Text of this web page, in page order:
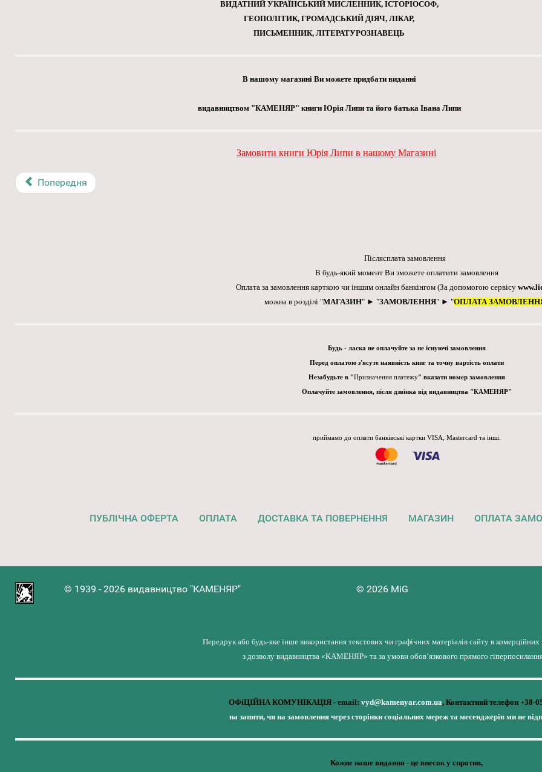
ВИДАТНИЙ УКРАЇНСЬКИЙ МИСЛЕННИК, ІСТОРІОСОФ,
ГЕОПОЛІТИК, ГРОМАДСЬКИЙ ДІЯЧ, ЛІКАР,
ПИСЬМЕННИК, ЛІТЕРАТУРОЗНАВЕЦЬ
В нашому магазині Ви можете придбати виданні
видавництвом "КАМЕНЯР" книги Юрія Липи та його батька Івана Липи
Замовити книги Юрія Липи в нашому Магазині
Попередня
Післясплата замовлення
В будь-який момент Ви зможете оплатити замовлення
Оплата за замовлення карткою чи іншим онлайн банкінгом (За допомогою сервісу
можна в розділі "МАГАЗИН" ► "ЗАМОВЛЕННЯ" ► "ОПЛАТА
Будь - ласка не оплачуйте за не існуючі замовлення
Перед оплатою з'ясуте наявність книг та точну вартість оплати
Незабудьте в "Призначення платежу" вказати номер замовлення
Оплачуйте замовлення, після дзвінка від видавництва "КАМЕНЯР"
приймамо до оплати банківські картки VISA, Mastercard та інші.
ПУБЛІЧНА ОФЕРТА ОПЛАТА ДОСТАВКА ТА ПОВЕРНЕННЯ МАГАЗИН ОПЛАТА
© 1939 - 2026 видавництво "КАМЕНЯР" © 2026 MiG
Передрук або будь-яке інше використання текстових чи графічних матеріалів сайту в
з дозволу видавництва «КАМЕНЯР» та за умови обов’язкового прямого
ОФіЦІЙНА КОМУНІКАЦІЯ - email: vyd@kamenyar.com.ua, Контактний телефон +38-
на запити, чи на замовлення через сторінки соціальних мереж та месенджерів ми не
Кожне наше видання - це внесок у спротив,